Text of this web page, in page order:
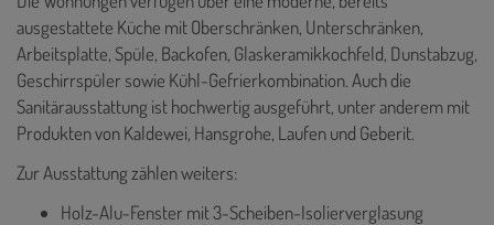
ausgestattete Küche mit Oberschränken, Unterschränken,
Arbeitsplatte, Spüle, Backofen, Glaskeramikkochfeld, Dunstabzug,
Geschirrspüler sowie Kühl-Gefrierkombination. Auch die
Sanitärausstattung ist hochwertig ausgeführt, unter anderem mit
Produkten von Kaldewei, Hansgrohe, Laufen und Geberit.
Zur Ausstattung zählen weiters:
Holz-Alu-Fenster mit 3-Scheiben-Isolierverglasung